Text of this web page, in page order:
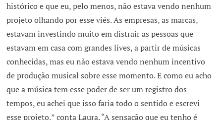
histórico e que eu, pelo menos, não estava vendo nenhum
projeto olhando por esse viés. As empresas, as marcas,
estavam investindo muito em distrair as pessoas que
estavam em casa com grandes lives, a partir de músicas
conhecidas, mas eu não estava vendo nenhum incentivo
de produção musical sobre esse momento. E como eu acho
que a música tem esse poder de ser um registro dos
tempos, eu achei que isso faria todo o sentido e escrevi
esse projeto,” conta Laura. “A sensação que eu tenho é